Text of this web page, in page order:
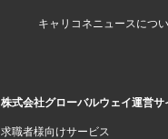
キャリコネニュースにつ
株式会社グローバルウェイ運営サ
求職者様向けサービス